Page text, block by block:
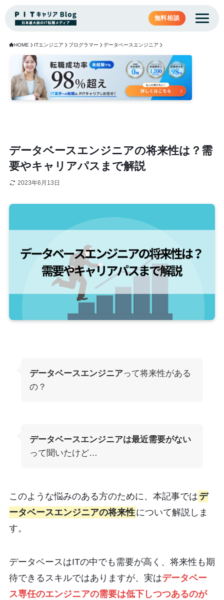
無料相談
HOME ITエンジニア プログラマー データベースエンジニア
データベースエンジニアの将来性は？需
要やキャリアパスまで解説
2023年6月13日
データベースエンジニアって将来性がある
の？
データベースエンジニアは最近需要がない
って聞いたけど…
このような悩みのある方のために、本記事では デ
ータベースエンジニアの将来性について解説しま
す。
データベースはITの中でも需要が高く、将来性も期
待できるスキルではありますが、実はデータベー
ス専任のエンジニアの需要は低下しつつあるのが